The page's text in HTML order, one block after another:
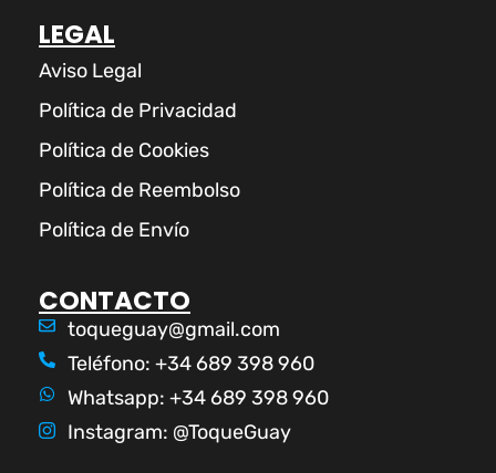
LEGAL
Aviso Legal
Política de Privacidad
Política de Cookies
Política de Reembolso
Política de Envío
CONTACTO
toqueguay@gmail.com
Teléfono: +34 689 398 960
Whatsapp: +34 689 398 960
Instagram: @ToqueGuay